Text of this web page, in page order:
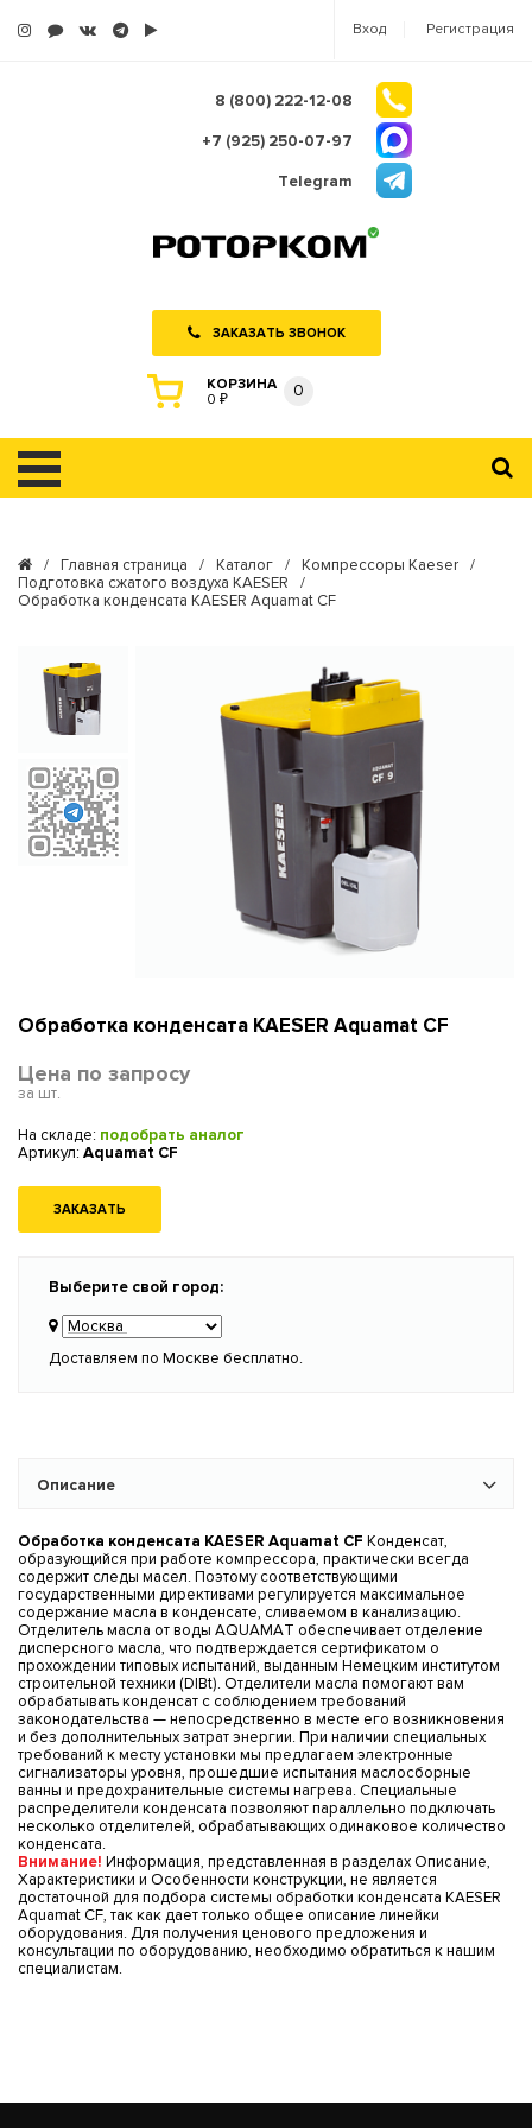
Вход Регистрация
8 (800) 222-12-08
+7 (925) 250-07-97
Telegram
ЗАКАЗАТЬ ЗВОНОК
КОРЗИНА
0 ₽
0
/ Главная страница / Каталог / Компрессоры Kaeser
/
Подготовка сжатого воздуха KAESER
/
Обработка конденсата KAESER Aquamat CF
Обработка конденсата KAESER Aquamat CF
Цена по запросу
за шт.
На складе: подобрать аналог
Артикул:Aquamat CF
ЗАКАЗАТЬ
Выберите свой город:
Доставляем по Москве бесплатно.
Описание
Обработка конденсата KAESER Aquamat CF Конденсат,
образующийся при работе компрессора, практически всегда
содержит следы масел. Поэтому соответствующими
государственными директивами регулируется максимальное
содержание масла в конденсате, сливаемом в канализацию.
Отделитель масла от воды AQUAMAT обеспечивает отделение
дисперсного масла, что подтверждается сертификатом о
прохождении типовых испытаний, выданным Немецким институтом
строительной техники (DIBt). Отделители масла помогают вам
обрабатывать конденсат с соблюдением требований
законодательства — непосредственно в месте его возникновения
и без дополнительных затрат энергии. При наличии специальных
требований к месту установки мы предлагаем электронные
сигнализаторы уровня, прошедшие испытания маслосборные
ванны и предохранительные системы нагрева. Специальные
распределители конденсата позволяют параллельно подключать
несколько отделителей, обрабатывающих одинаковое количество
конденсата.
Внимание! Информация, представленная в разделах Описание,
Характеристики и Особенности конструкции, не является
достаточной для подбора системы обработки конденсата KAESER
Aquamat CF, так как дает только общее описание линейки
оборудования. Для получения ценового предложения и
консультации по оборудованию, необходимо обратиться к нашим
специалистам.